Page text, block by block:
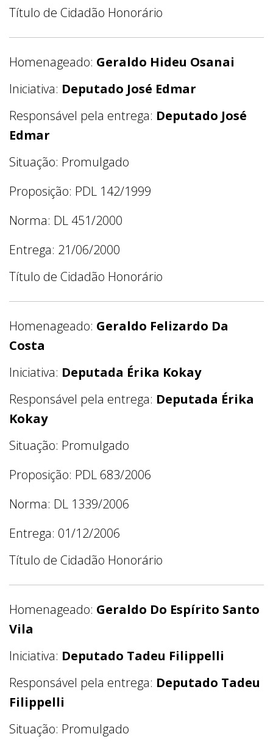
Título de Cidadão Honorário
Homenageado: Geraldo Hideu Osanai
Iniciativa: Deputado José Edmar
Responsável pela entrega: Deputado José
Edmar
Situação: Promulgado
Proposição: PDL 142/1999
Norma: DL 451/2000
Entrega: 21/06/2000
Título de Cidadão Honorário
Homenageado: Geraldo Felizardo Da
Costa
Iniciativa: Deputada Érika Kokay
Responsável pela entrega: Deputada Érika
Kokay
Situação: Promulgado
Proposição: PDL 683/2006
Norma: DL 1339/2006
Entrega: 01/12/2006
Título de Cidadão Honorário
Homenageado: Geraldo Do Espírito Santo
Vila
Iniciativa: Deputado Tadeu Filippelli
Responsável pela entrega: Deputado Tadeu
Filippelli
Situação: Promulgado